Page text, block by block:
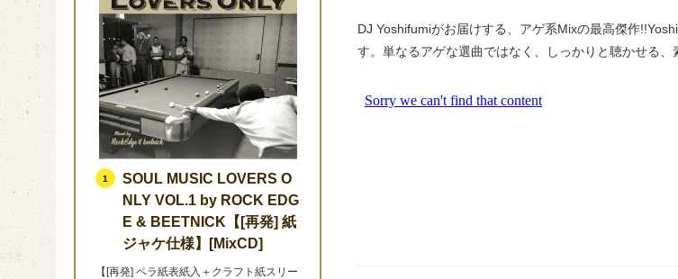
DJ Yoshifumiがお届けする、アゲ系Mixの最高傑作
す。単なるアゲな選曲ではなく、しっかりと聴かせる
1
SOUL MUSIC LOVERS O
NLY VOL.1 by ROCK EDG
E & BEETNICK【[再発] 紙
ジャケ仕様】[MixCD]
【[再発] ペラ紙表紙入＋クラフト紙スリー